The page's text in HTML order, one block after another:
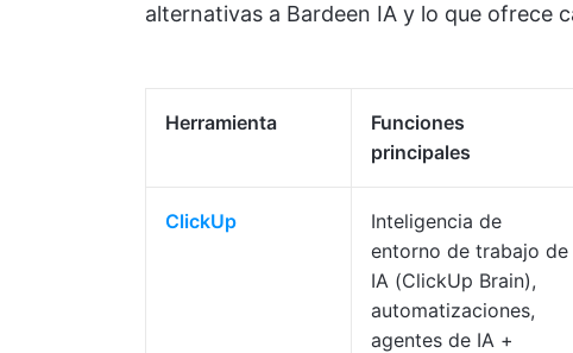
alternativas a Bardeen IA y lo que ofrece
Herramienta
Funciones
principales
ClickUp
Inteligencia de
entorno de trabajo de
IA (ClickUp Brain),
automatizaciones,
agentes de IA +